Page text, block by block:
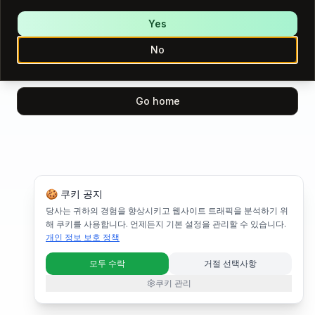
Please try again.
Try again
Go home
🍪 쿠키 공지
당사는 귀하의 경험을 향상시키고 웹사이트 트래픽을 분석하기 위
해 쿠키를 사용합니다. 언제든지 기본 설정을 관리할 수 있습니다.
개인 정보 보호 정책
모두 수락
거절 선택사항
쿠키 관리
No
Yes